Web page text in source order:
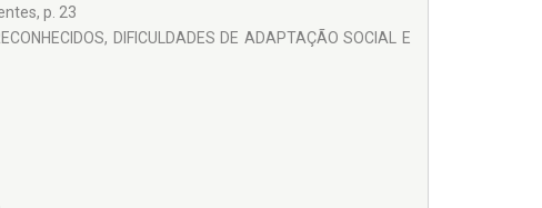
p. 23
DIFICULDADES DE ADAPTAÇÃO SOCIAL E